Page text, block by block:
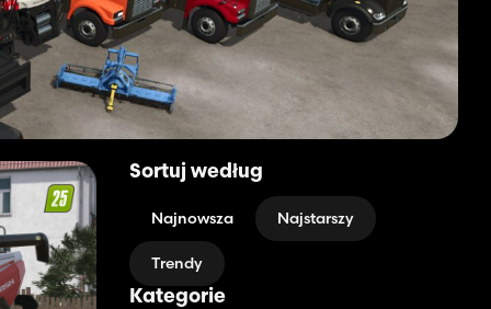
Sortuj według
Najnowsza Najstarszy
Trendy
Kategorie